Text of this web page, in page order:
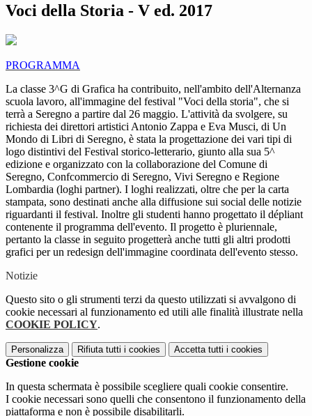
Voci della Storia - V ed. 2017
PROGRAMMA
La classe 3^G di Grafica ha contribuito, nell'ambito dell'Alternanza
scuola lavoro, all'immagine del festival "Voci della storia", che si
terrà a Seregno a partire dal 26 maggio. L'attività da svolgere, su
richiesta dei direttori artistici Antonio Zappa e Eva Musci, di Un
Mondo di Libri di Seregno, è stata la progettazione dei vari tipi di
logo distintivi del Festival storico-letterario, giunto alla sua 5^
edizione e organizzato con la collaborazione del Comune di
Seregno, Confcommercio di Seregno, Vivi Seregno e Regione
Lombardia (loghi partner). I loghi realizzati, oltre che per la carta
stampata, sono destinati anche alla diffusione sui social delle notizie
riguardanti il festival. Inoltre gli studenti hanno progettato il dépliant
contenente il programma dell'evento. Il progetto è pluriennale,
pertanto la classe in seguito progetterà anche tutti gli altri prodotti
grafici per un redesign dell'immagine coordinata dell'evento stesso.
Notizie
Questo sito o gli strumenti terzi da questo utilizzati si avvalgono di
cookie necessari al funzionamento ed utili alle finalità illustrate nella
COOKIE POLICY.
Personalizza Rifiuta tutti i cookies Accetta tutti i cookies
Gestione cookie
In questa schermata è possibile scegliere quali cookie consentire.
I cookie necessari sono quelli che consentono il funzionamento della
piattaforma e non è possibile disabilitarli.